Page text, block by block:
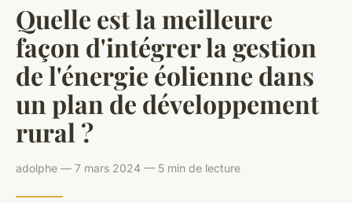
Quelle est la meilleure
façon d'intégrer la gestion
de l'énergie éolienne dans
un plan de développement
rural ?
adolphe — 7 mars 2024 — 5 min de lecture